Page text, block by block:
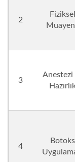
2
Fiziksel
3
Anestezi
4
Botoks